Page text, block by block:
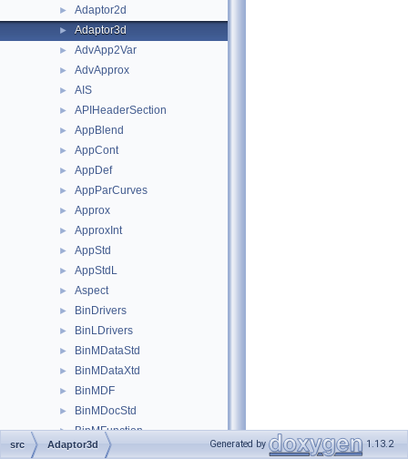
► Adaptor2d
► Adaptor3d
► AdvApp2Var
► AdvApprox
► AIS
► APIHeaderSection
► AppBlend
► AppCont
► AppDef
► AppParCurves
► Approx
► ApproxInt
► AppStd
► AppStdL
► Aspect
► BinDrivers
► BinLDrivers
► BinMDataStd
► BinMDataXtd
► BinMDF
► BinMDocStd
► BinMFunction
► BinMNaming
src Adaptor3d Generated by 1.13.2